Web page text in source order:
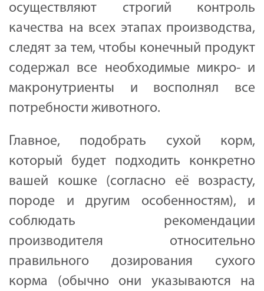
осуществляют строгий контроль
качества на всех этапах производства,
следят за тем, чтобы конечный продукт
содержал все необходимые микро- и
макронутриенты и восполнял все
потребности животного.
Главное, подобрать сухой корм,
который будет подходить конкретно
вашей кошке (согласно её возрасту,
породе и другим особенностям), и
соблюдать рекомендации
производителя относительно
правильного дозирования сухого
корма (обычно они указываются на